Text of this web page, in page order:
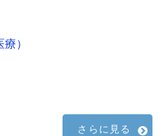
）
さらに見る